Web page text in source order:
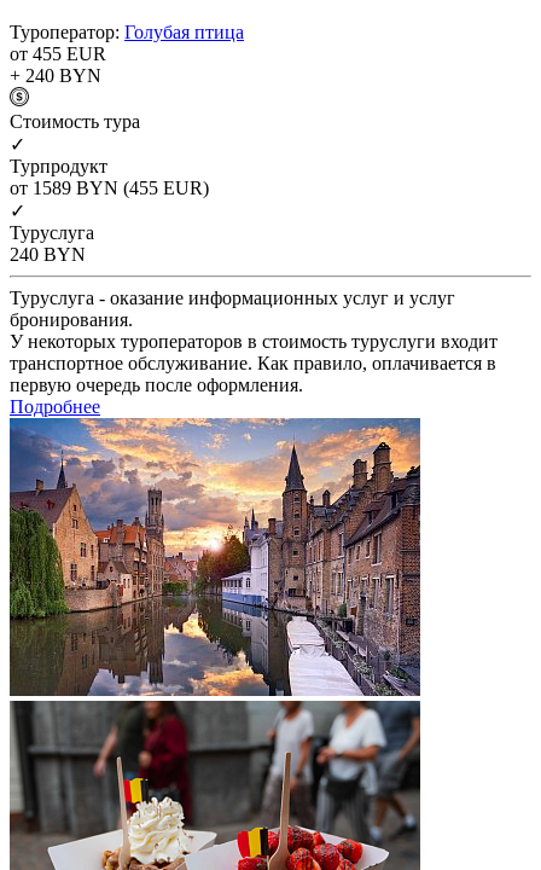
Туроператор: Голубая птица
от 455 EUR
+ 240 BYN
Cтоимость тура
✓
Турпродукт
от 1589 BYN (455 EUR)
✓
Туруслуга
240 BYN
Туруслуга - оказание информационных услуг и услуг
бронирования.
У некоторых туроператоров в стоимость туруслуги входит
транспортное обслуживание. Как правило, оплачивается в
первую очередь после оформления.
Подробнее